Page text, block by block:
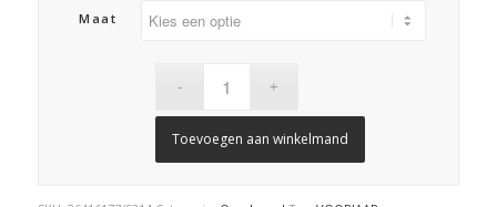
was:
Maat
Toevoegen aan winkelmand